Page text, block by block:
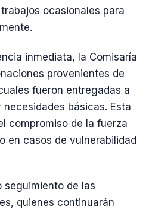
ocasionales para
inmediata, la Comisaría
provenientes de
fueron entregadas a
básicas. Esta
compromiso de la fuerza
en casos de vulnerabilidad
seguimiento de las
quienes continuarán